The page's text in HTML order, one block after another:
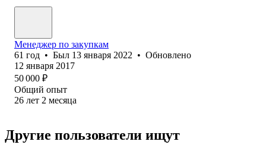
Менеджер по закупкам
61 год • Был 13 января 2022 • Обновлено
12 января 2017
50 000 ₽
Общий опыт
26 лет 2 месяца
Другие пользователи ищут